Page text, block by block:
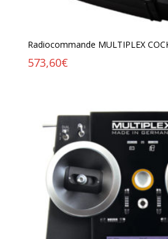
Radiocommande MULTIPLEX
573,60€